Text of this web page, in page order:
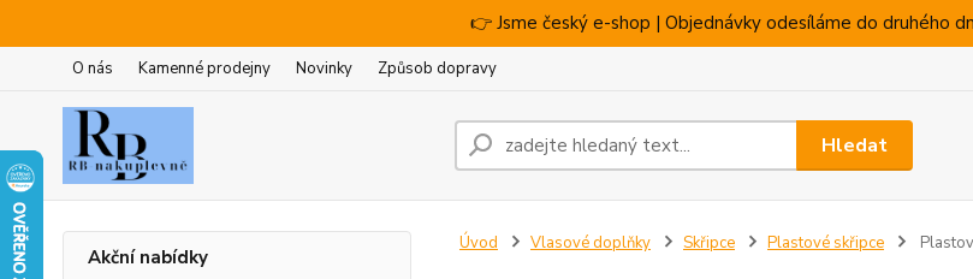
👉 Jsme český e-shop | Objednávky odesíláme do druhého
O nás Kamenné prodejny Novinky Způsob dopravy
Hledat
Akční nabídky
Úvod Vlasové doplňky Skřipce Plastové skřipce